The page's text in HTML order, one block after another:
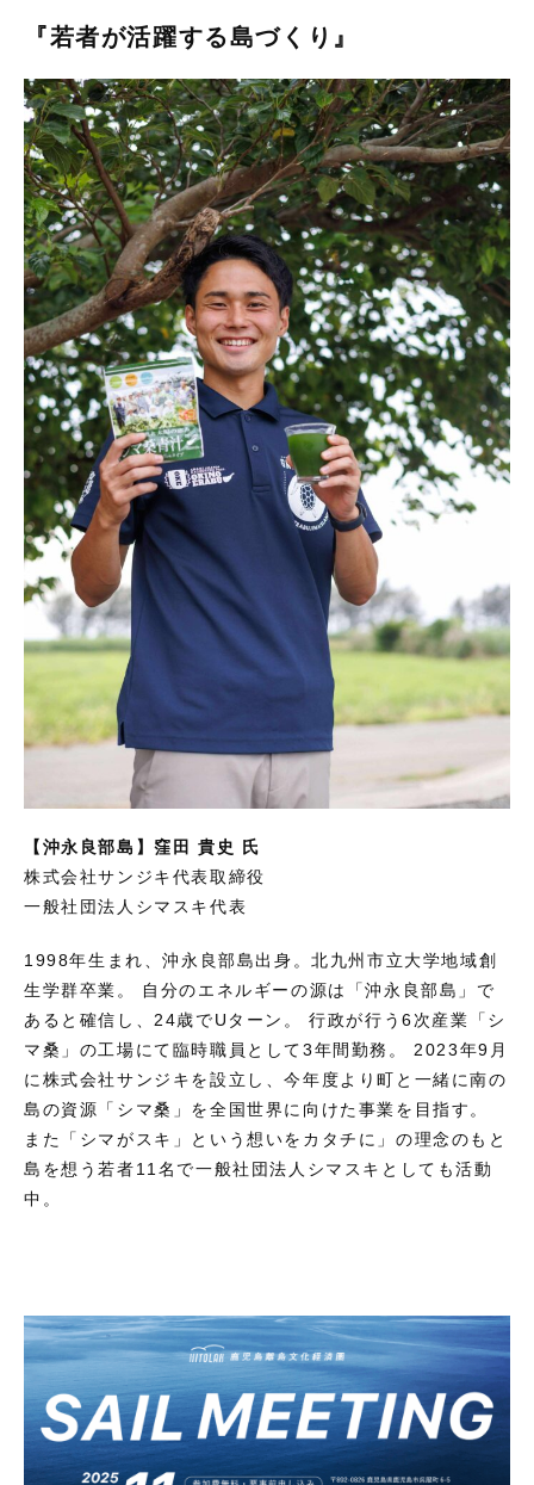
『若者が活躍する島づくり 』
【沖永良部島】窪田 貴史 氏
株式会社サンジキ代表取締役
一般社団法人シマスキ代表
1998年生まれ、沖永良部島出身。北九州市立大学地域創
生学群卒業。 自分のエネルギーの源は「沖永良部島」で
あると確信し、24歳でUターン。 行政が行う6次産業「シ
マ桑」の工場にて臨時職員として3年間勤務。 2023年9月
に株式会社サンジキを設立し、今年度より町と一緒に南の
島の資源「シマ桑」を全国世界に向けた事業を目指す。
また「シマがスキ」という想いをカタチに」の理念のもと
島を想う若者11名で一般社団法人シマスキとしても活動
中。